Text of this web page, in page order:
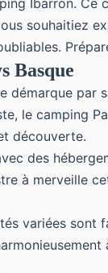
Ibarron.
souhaitiez
Basque
démarque
le camping
découverte.
des
à merveille
variées